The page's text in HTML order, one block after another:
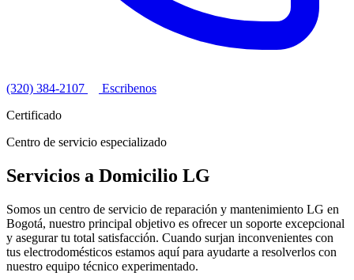
(320) 384-2107
Escribenos
Certificado
Centro de servicio especializado
Servicios a Domicilio LG
Somos un centro de servicio de reparación y mantenimiento LG en
Bogotá, nuestro principal objetivo es ofrecer un soporte excepcional
y asegurar tu total satisfacción. Cuando surjan inconvenientes con
tus electrodomésticos estamos aquí para ayudarte a resolverlos con
nuestro equipo técnico experimentado.